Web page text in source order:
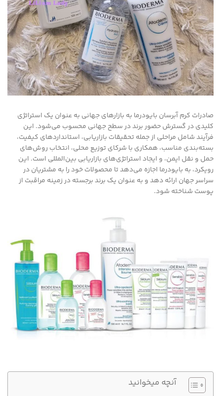
صادرات کرم آبرسان بایودرما به بازارهای جهانی به عنوان یک استراتژی
کلیدی در گسترش حضور برند در سطح جهانی محسوب می‌شود. این
فرآیند شامل مراحلی از جمله تحقیقات بازاریابی، استانداردهای کیفیت،
بسته‌بندی مناسب، همکاری با شرکای توزیع محلی، انتخاب روش‌های
حمل و نقل ایمن، و ایجاد استراتژی‌های بازاریابی بین‌المللی است. این
رویکرد، به بایودرما اجازه می‌دهد تا محصولات خود را به مشتریان در
سراسر جهان ارائه دهد و به عنوان یک برند برجسته در زمینه مراقبت از
پوست شناخته شود.
آنچه میخوانید